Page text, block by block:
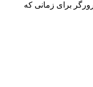
برای زمانی که